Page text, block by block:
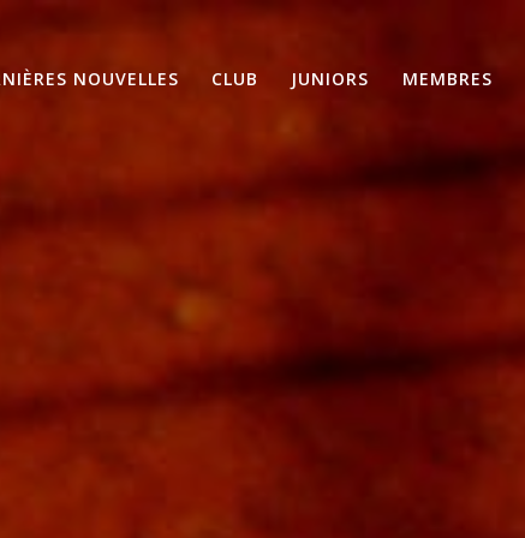
NOUVELLES CLUB JUNIORS MEMBRES